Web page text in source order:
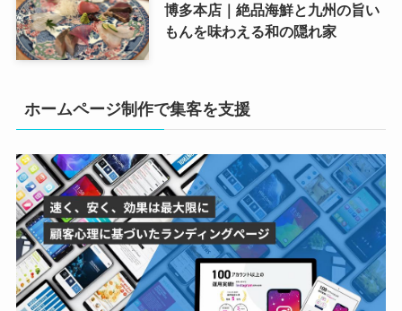
博多本店｜絶品海鮮と九州の旨い
もんを味わえる和の隠れ家
ホームページ制作で集客を支援